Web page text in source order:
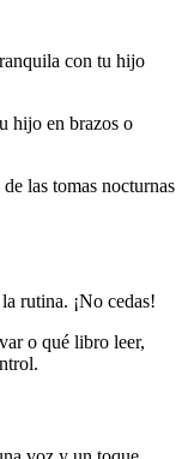
con tu hijo
hijo en brazos o
las tomas nocturnas
rutina. ¡No cedas!
o qué libro leer,